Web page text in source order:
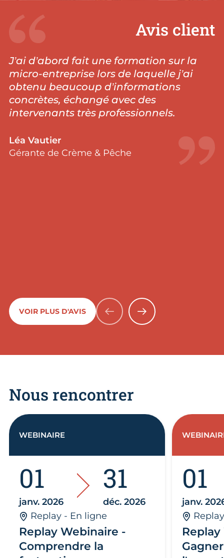
Avis client
J’ai d’abord fait une formation sur la
micro-entreprise lors de laquelle j’ai
obtenu beaucoup d’informations
concrètes, échangé avec des
intervenants très professionnels.
Léa Vautier
Gérante de Crème & Pêche
VOIR PLUS D'AVIS PRÉCÉDENTSUIVANT
Nous rencontrer
Replay Webinaire -
Comprendre la
01
janv. 2026
31
déc. 2026
Replay - En ligne
WEBINAIRE
01
janv.